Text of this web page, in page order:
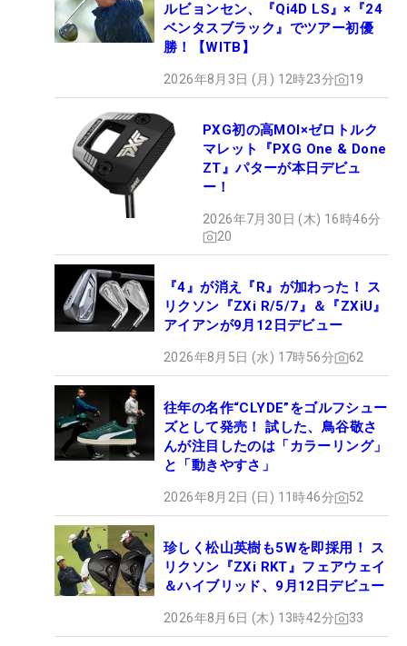
ルビョンセン、『Qi4D LS』×『24
ベンタスブラック』でツアー初優
勝！【WITB】
2026年8月3日 (月) 12時23分 19
PXG初の高MOI×ゼロトルク
マレット『PXG One & Done
ZT』パターが本日デビュ
ー！
2026年7月30日 (木) 16時46分
20
『4』が消え『R』が加わった！ ス
リクソン『ZXi R/5/7』＆『ZXiU』
アイアンが9月12日デビュー
2026年8月5日 (水) 17時56分 62
往年の名作“CLYDE”をゴルフシュー
ズとして発売！ 試した、鳥谷敬さ
んが注目したのは「カラーリング」
と「動きやすさ」
2026年8月2日 (日) 11時46分 52
珍しく松山英樹も5Wを即採用！ ス
リクソン『ZXi RKT』フェアウェイ
＆ハイブリッド、9月12日デビュー
2026年8月6日 (木) 13時42分 33